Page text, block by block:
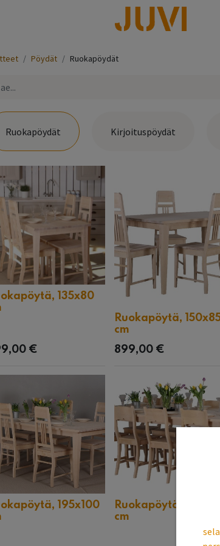
Pöydät Ruokapöydät
Ruokapöydät Kirjoituspöydät
135x80
€
Ruokapöytä,
cm
899,00 €
195x100
Ruokapöytä,
cm